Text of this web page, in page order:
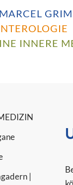
INNERE
|